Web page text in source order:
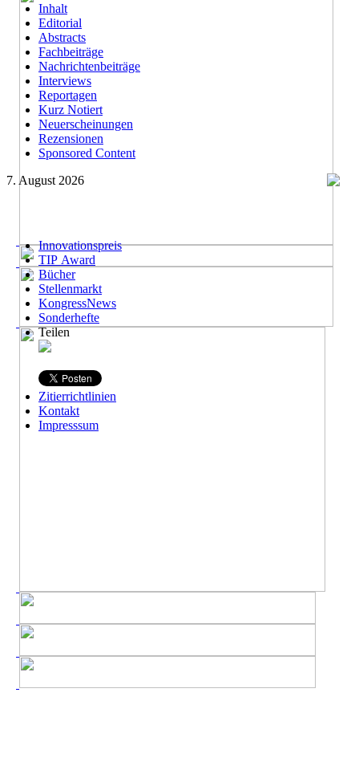
Inhalt
Editorial
Abstracts
Fachbeiträge
Nachrichtenbeiträge
Interviews
Reportagen
Kurz Notiert
Neuerscheinungen
Rezensionen
Sponsored Content
7. August 2026
Innovationspreis
TIP Award
Bücher
Stellenmarkt
KongressNews
Sonderhefte
Teilen
Zitierrichtlinien
Kontakt
Impresssum